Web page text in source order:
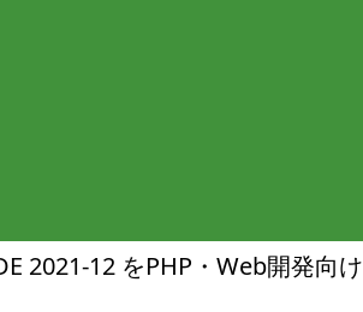
2022-03 をPHP・Web開発向
2021-12 をPHP・Web開発向